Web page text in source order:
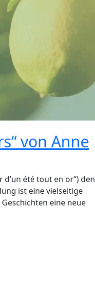
von Anne
été tout en or“) den
ist eine vielseitige
eine neue